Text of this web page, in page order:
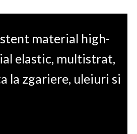
material high-
elastic, multistrat,
la zgariere, uleiuri si